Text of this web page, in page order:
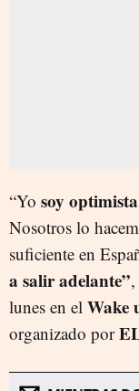
“Yo soy
Nosotros lo
suficiente en
a salir adelante”
lunes en el Wake
organizado por